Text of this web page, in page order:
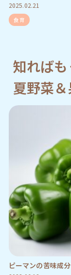
2025.02.21
食育
知れば
夏野菜
ピーマンの苦味成